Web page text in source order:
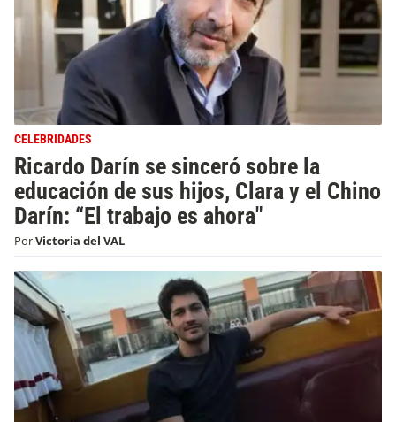
CELEBRIDADES
Ricardo Darín se sinceró sobre la
educación de sus hijos, Clara y el Chino
Darín: “El trabajo es ahora"
PorVictoria del VAL